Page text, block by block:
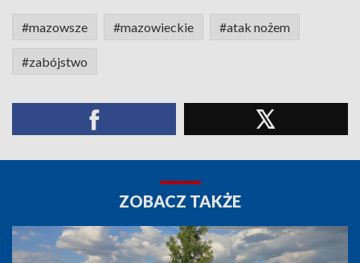
#mazowsze #mazowieckie #atak nożem
#zabójstwo
ZOBACZ TAKŻE